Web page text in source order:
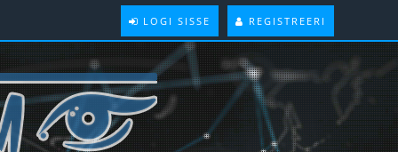
LOGI SISSE REGISTREERI